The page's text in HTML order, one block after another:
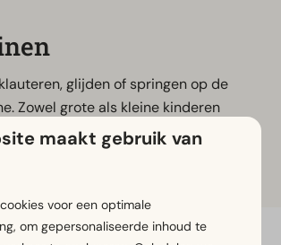
glijden of springen op de
Zowel grote als kleine kinderen
prima op de speeltoestellen bij het
maakt gebruik van
voor een optimale
om gepersonaliseerde inhoud te